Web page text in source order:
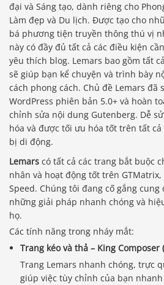
đại và Sáng tạo, dành riêng cho
Làm đẹp và Du lịch. Được tạo cho
bá phương tiện truyền thông thú vị
này có đầy đủ tất cả các điều kiện
yêu thích blog. Lemars bao gồm tất
sẽ giúp bạn kể chuyện và trình bày
cách phong cách. Chủ đề Lemars đã
WordPress phiên bản 5.0+ và hoàn
chỉnh sửa nội dung Gutenberg. Dễ
hóa và được tối ưu hóa tốt trên tất
bị di động.
Lemars có tất cả các trang bắt buộc
nhân và hoạt động tốt trên GTMatrix,
Speed. Chúng tôi đang cố gắng cung
những giải pháp nhanh chóng và
họ.
Các tính năng trong nháy mắt:
Trang kéo và thả – King Composer
Trang Lemars nhanh chóng, trực
giúp việc tùy chỉnh của bạn